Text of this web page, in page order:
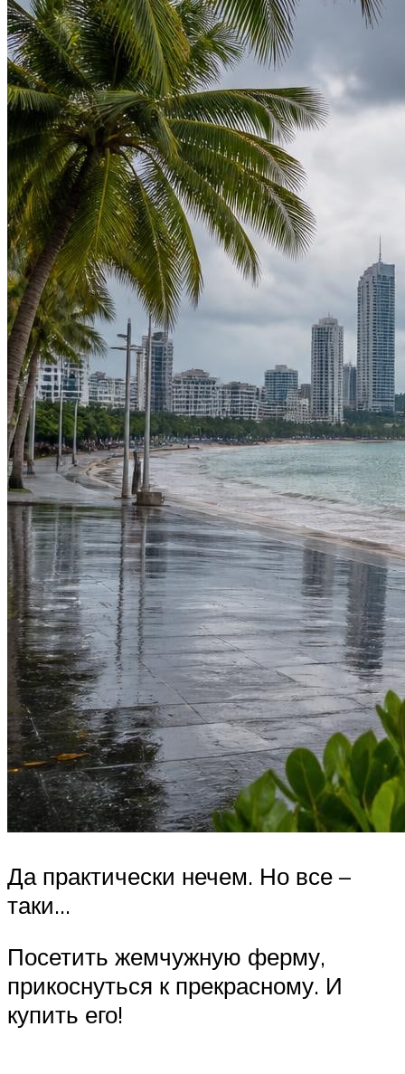
Да практически нечем. Но все –
таки…
Посетить жемчужную ферму,
прикоснуться к прекрасному. И
купить его!